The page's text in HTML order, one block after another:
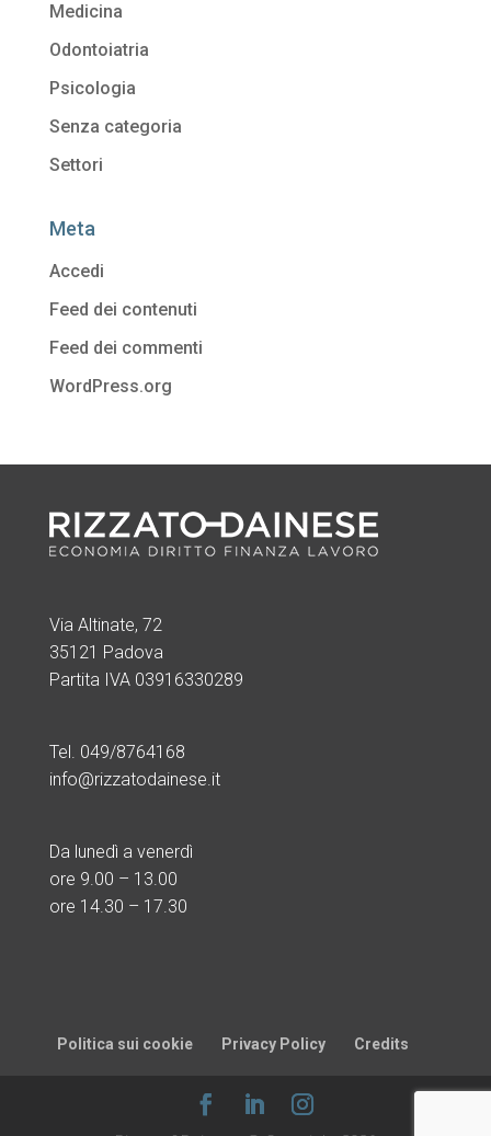
Medicina
Odontoiatria
Psicologia
Senza categoria
Settori
Meta
Accedi
Feed dei contenuti
Feed dei commenti
WordPress.org
Via Altinate, 72
35121 Padova
Partita IVA 03916330289
Tel. 049/8764168
info@rizzatodainese.it
Da lunedì a venerdì
ore 9.00 – 13.00
ore 14.30 – 17.30
Politica sui cookie Privacy Policy Credits